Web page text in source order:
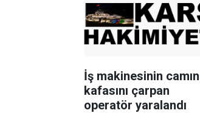
İş makinesinin
kafasını çarpan
operatör yaralandı